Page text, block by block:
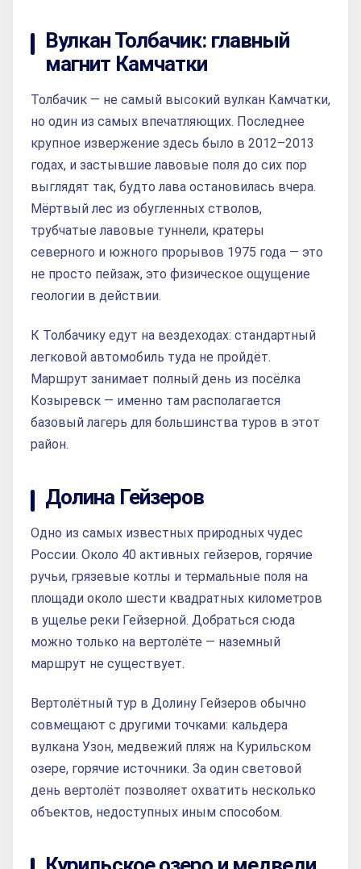
Вулкан Толбачик: главный
магнит Камчатки
Толбачик — не самый высокий вулкан Камчатки,
но один из самых впечатляющих. Последнее
крупное извержение здесь было в 2012–2013
годах, и застывшие лавовые поля до сих пор
выглядят так, будто лава остановилась вчера.
Мёртвый лес из обугленных стволов,
трубчатые лавовые туннели, кратеры
северного и южного прорывов 1975 года — это
не просто пейзаж, это физическое ощущение
геологии в действии.
К Толбачику едут на вездеходах: стандартный
легковой автомобиль туда не пройдёт.
Маршрут занимает полный день из посёлка
Козыревск — именно там располагается
базовый лагерь для большинства туров в этот
район.
Долина Гейзеров
Одно из самых известных природных чудес
России. Около 40 активных гейзеров, горячие
ручьи, грязевые котлы и термальные поля на
площади около шести квадратных километров
в ущелье реки Гейзерной. Добраться сюда
можно только на вертолёте — наземный
маршрут не существует.
Вертолётный тур в Долину Гейзеров обычно
совмещают с другими точками: кальдера
вулкана Узон, медвежий пляж на Курильском
озере, горячие источники. За один световой
день вертолёт позволяет охватить несколько
объектов, недоступных иным способом.